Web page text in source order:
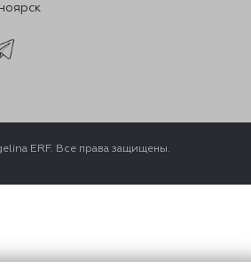
ERF. Все права защищены.